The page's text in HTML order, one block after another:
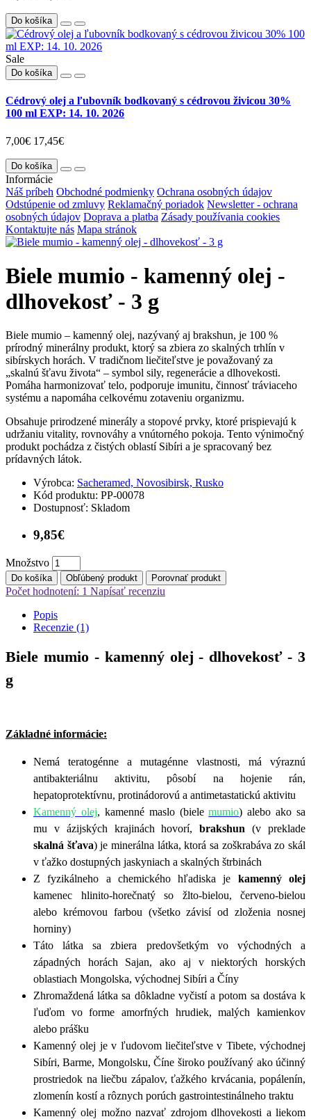
Do košíka
Sale
Do košíka
Cédrový olej a ľubovník bodkovaný s cédrovou živicou 30%
100 ml EXP: 14. 10. 2026
7,00€ 17,45€
Do košíka
Informácie
Náš príbeh Obchodné podmienky Ochrana osobných údajov
Odstúpenie od zmluvy Reklamačný poriadok Newsletter - ochrana
osobných údajov Doprava a platba Zásady používania cookies
Kontaktujte nás Mapa stránok
Biele mumio - kamenný olej -
dlhovekosť - 3 g
Biele mumio – kamenný olej, nazývaný aj brakshun, je 100 %
prírodný minerálny produkt, ktorý sa zbiera zo skalných trhlín v
sibírskych horách. V tradičnom liečiteľstve je považovaný za
„skalnú šťavu života“ – symbol sily, regenerácie a dlhovekosti.
Pomáha harmonizovať telo, podporuje imunitu, činnosť tráviaceho
systému a napomáha celkovému zotaveniu organizmu.
Obsahuje prirodzené minerály a stopové prvky, ktoré prispievajú k
udržaniu vitality, rovnováhy a vnútorného pokoja. Tento výnimočný
produkt pochádza z čistých oblastí Sibíri a je spracovaný bez
prídavných látok.
Výrobca: Sacheramed, Novosibirsk, Rusko
Kód produktu: PP-00078
Dostupnosť: Skladom
9,85€
Množstvo
Do košíka Obľúbený produkt Porovnať produkt
Počet hodnotení: 1 Napísať recenziu
Popis
Recenzie (1)
Biele mumio - kamenný olej - dlhovekosť - 3
g
Základné informácie:
Nemá teratogénne a mutagénne vlastnosti, má výraznú
antibakteriálnu aktivitu, pôsobí na hojenie rán,
hepatoprotektívnu, protinádorovú a antimetastatickú aktivitu
Kamenný olej, kamenné maslo (bielemumio) alebo ako sa
mu v ázijských krajinách hovorí,brakshun (v preklade
skalná šťava) je minerálna látka, ktorá sa zoškrabáva zo skál
v ťažko dostupných jaskyniach a skalných štrbinách
Z fyzikálneho a chemického hľadiska je kamenný olej
kamenec hlinito-horečnatý so žlto-bielou, červeno-bielou
alebo krémovou farbou (všetko závisí od zloženia nosnej
horniny)
Táto látka sa zbiera predovšetkým vo východných a
západných horách Sajan, ako aj v niektorých horských
oblastiach Mongolska, východnej Sibíri a Číny
Zhromaždená látka sa dôkladne vyčistí a potom sa dostáva k
ľuďom vo forme amorfných hrudiek, malých kamienkov
alebo prášku
Kamenný olej je v ľudovom liečiteľstve v Tibete, východnej
Sibíri, Barme, Mongolsku, Číne široko používaný ako účinný
prostriedok na liečbu zápalov, ťažkého krvácania, popálenín,
zlomenín kostí a rôznych porúch gastrointestinálneho traktu
Kamenný olej možno nazvať zdrojom dlhovekosti a liekom